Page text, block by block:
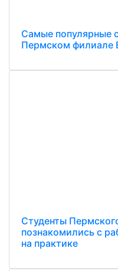
Самые популярные
Пермском филиале
Студенты
познакомились с
на практике